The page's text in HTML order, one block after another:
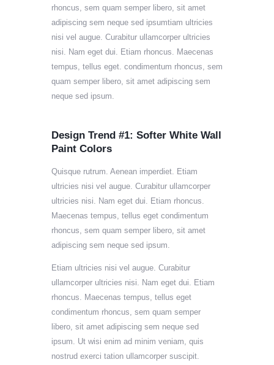
rhoncus, sem quam semper libero, sit amet
adipiscing sem neque sed ipsumtiam ultricies
nisi vel augue. Curabitur ullamcorper ultricies
nisi. Nam eget dui. Etiam rhoncus. Maecenas
tempus, tellus eget. condimentum rhoncus, sem
quam semper libero, sit amet adipiscing sem
neque sed ipsum.
Design Trend #1: Softer White Wall
Paint Colors
Quisque rutrum. Aenean imperdiet. Etiam
ultricies nisi vel augue. Curabitur ullamcorper
ultricies nisi. Nam eget dui. Etiam rhoncus.
Maecenas tempus, tellus eget condimentum
rhoncus, sem quam semper libero, sit amet
adipiscing sem neque sed ipsum.
Etiam ultricies nisi vel augue. Curabitur
ullamcorper ultricies nisi. Nam eget dui. Etiam
rhoncus. Maecenas tempus, tellus eget
condimentum rhoncus, sem quam semper
libero, sit amet adipiscing sem neque sed
ipsum. Ut wisi enim ad minim veniam, quis
nostrud exerci tation ullamcorper suscipit.